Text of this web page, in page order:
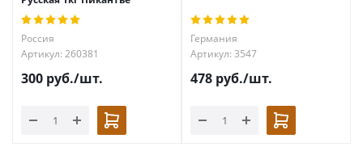
Россия
Артикул: 260381
300 руб./шт.
Германия
Артикул: 3547
478 руб./шт.